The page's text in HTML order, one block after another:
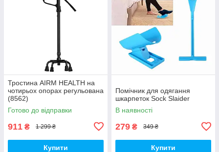
Тростина AIRM HEALTH на
чотирьох опорах регульована
(8562)
Готово до відправки
911 ₴ 1 299 ₴
Купити
Помічник для одягання
шкарпеток Sock Slaider
В наявності
279 ₴ 349 ₴
Купити